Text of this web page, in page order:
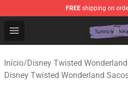
FREE shipping on
Open menu
Twisted Wonderland Store
Início/Disney Twisted
Disney Twisted Wonderland